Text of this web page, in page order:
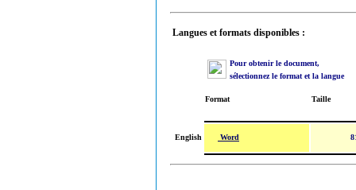
Langues et formats disponibles :
Pour obtenir le document,
sélectionnez le format et la langue
Format Taille
English Word